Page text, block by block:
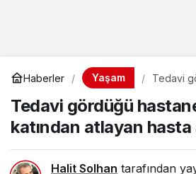
Haberler Yaşam
Tedavi
yaralandı
Tedavi gördüğü
katından atlayan hasta
Halit Solhan tarafından